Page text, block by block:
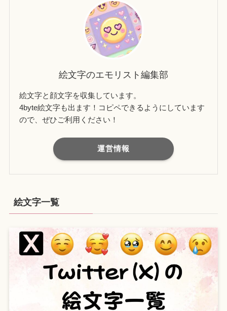
絵文字のエモリスト編集部
絵文字と顔文字を収集しています。
4byte絵文字も出ます！コピペできるようにしています
ので、ぜひご利用ください！
運営情報
絵文字一覧